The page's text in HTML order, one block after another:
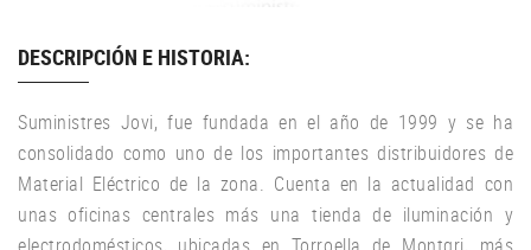
DESCRIPCIÓN E HISTORIA:
Suministres Jovi, fue fundada en el año de 1999 y se ha
consolidado como uno de los importantes distribuidores de
Material Eléctrico de la zona. Cuenta en la actualidad con
unas oficinas centrales más una tienda de iluminación y
electrodomésticos, ubicadas en Torroella de Montgri, más